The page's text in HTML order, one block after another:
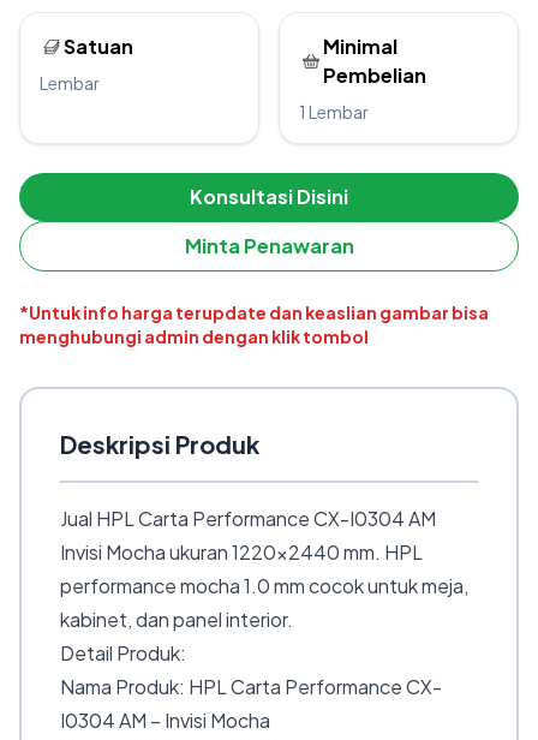
Satuan
Lembar
Minimal
Pembelian
1 Lembar
Konsultasi Disini
Minta Penawaran
*Untuk info harga terupdate dan keaslian gambar bisa
menghubungi admin dengan klik tombol
Deskripsi Produk
Jual HPL Carta Performance CX-I0304 AM
Invisi Mocha ukuran 1220×2440 mm. HPL
performance mocha 1.0 mm cocok untuk meja,
kabinet, dan panel interior.
Detail Produk:
Nama Produk: HPL Carta Performance CX-
I0304 AM – Invisi Mocha